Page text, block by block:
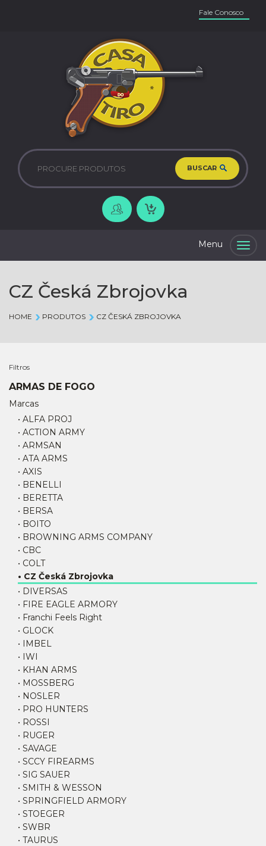
Fale Conosco
BUSCAR
CZ Česká Zbrojovka
HOME PRODUTOS CZ ČESKÁ ZBROJOVKA
Filtros
ARMAS DE FOGO
Marcas
• ALFA PROJ
• ACTION ARMY
• ARMSAN
• ATA ARMS
• AXIS
• BENELLI
• BERETTA
• BERSA
• BOITO
• BROWNING ARMS COMPANY
• CBC
• COLT
• CZ Česká Zbrojovka
• DIVERSAS
• FIRE EAGLE ARMORY
• Franchi Feels Right
• GLOCK
• IMBEL
• IWI
• KHAN ARMS
• MOSSBERG
• NOSLER
• PRO HUNTERS
• ROSSI
• RUGER
• SAVAGE
• SCCY FIREARMS
• SIG SAUER
• SMITH & WESSON
• SPRINGFIELD ARMORY
• STOEGER
• SWBR
• TAURUS